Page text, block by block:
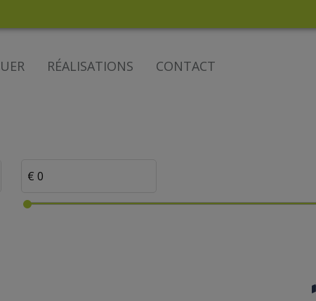
RÉALISATIONS
CONTACT